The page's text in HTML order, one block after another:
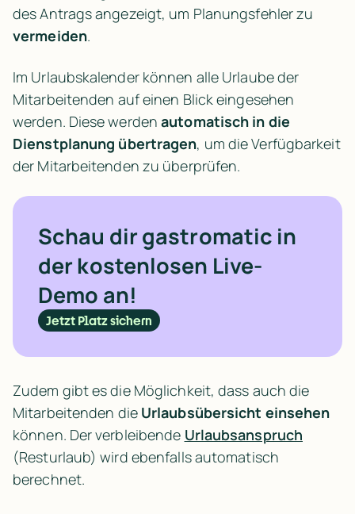
vermeiden.
Im Urlaubskalender können alle Urlaube der
Mitarbeitenden auf einen Blick eingesehen
werden. Diese werden automatisch in die
Dienstplanung übertragen, um die Verfügbarkeit
der Mitarbeitenden zu überprüfen.
Schau dir gastromatic in
der kostenlosen Live-
Demo an!
Jetzt Platz sichern
Zudem gibt es die Möglichkeit, dass auch die
Mitarbeitenden die Urlaubsübersicht einsehen
können. Der verbleibende Urlaubsanspruch
(Resturlaub) wird ebenfalls automatisch
berechnet.